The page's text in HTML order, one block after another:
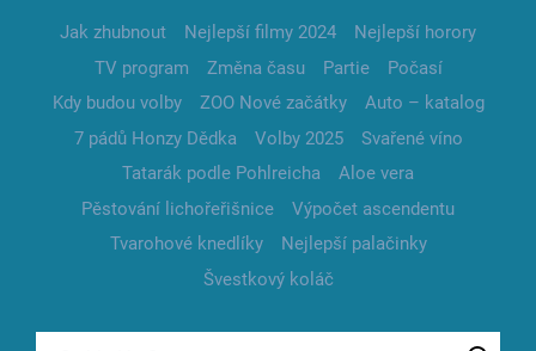
Jak zhubnout Nejlepší filmy 2024
Nejlepší horory
TV program
Změna času Partie
Počasí
Kdy budou volby
ZOO Nové začátky
Auto – katalog
7 pádů Honzy Dědka
Volby 2025
Svařené víno
Tatarák podle Pohlreicha
Aloe vera
Pěstování lichořeřišnice
Výpočet ascendentu
Tvarohové knedlíky
Nejlepší palačinky
Švestkový koláč